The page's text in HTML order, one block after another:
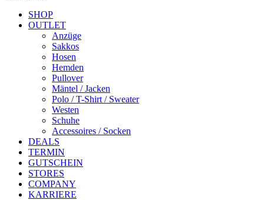
SHOP
OUTLET
Anzüge
Sakkos
Hosen
Hemden
Pullover
Mäntel / Jacken
Polo / T-Shirt / Sweater
Westen
Schuhe
Accessoires / Socken
DEALS
TERMIN
GUTSCHEIN
STORES
COMPANY
KARRIERE